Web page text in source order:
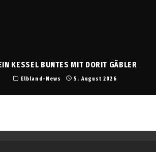
KESSEL BUNTES MIT DORIT GÄBLER
Elbland-News 5. August 2026